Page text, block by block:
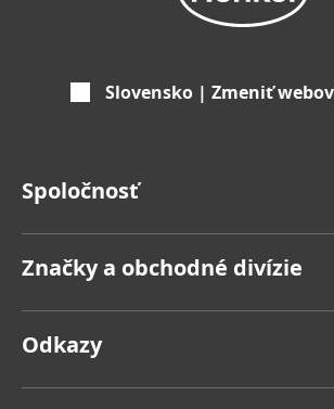
Slovensko | Zmeniť
Spoločnosť
Fakty a čísla
Tlačové správy
Značky a obchodné divízie
Odkazy